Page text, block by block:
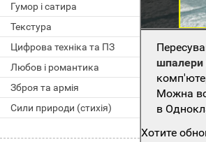
Гумор і сатира
Текстура
Цифрова техніка та ПЗ
Любов і романтика
Зброя та армія
Сили природи (стихія)
шпалери
Можна
в
Хотите